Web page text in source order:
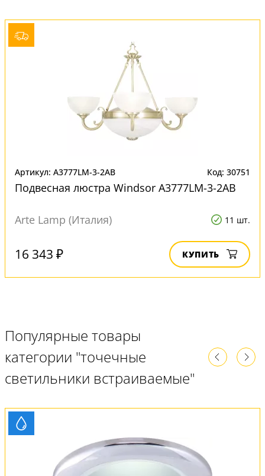
Артикул: A3777LM-3-2AB Код: 30751
Подвесная люстра Windsor A3777LM-3-2AB
Arte Lamp (Италия) 11 шт.
16 343 ₽ КУПИТЬ
Популярные товары
категории "точечные
светильники встраиваемые"